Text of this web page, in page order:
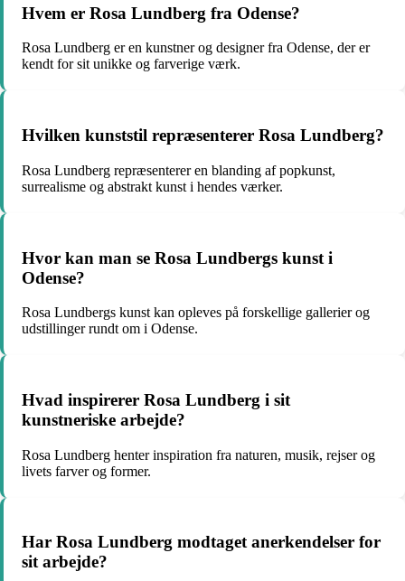
Hvem er Rosa Lundberg fra Odense?
Rosa Lundberg er en kunstner og designer fra Odense, der er
kendt for sit unikke og farverige værk.
Hvilken kunststil repræsenterer Rosa Lundberg?
Rosa Lundberg repræsenterer en blanding af popkunst,
surrealisme og abstrakt kunst i hendes værker.
Hvor kan man se Rosa Lundbergs kunst i
Odense?
Rosa Lundbergs kunst kan opleves på forskellige gallerier og
udstillinger rundt om i Odense.
Hvad inspirerer Rosa Lundberg i sit
kunstneriske arbejde?
Rosa Lundberg henter inspiration fra naturen, musik, rejser og
livets farver og former.
Har Rosa Lundberg modtaget anerkendelser for
sit arbejde?